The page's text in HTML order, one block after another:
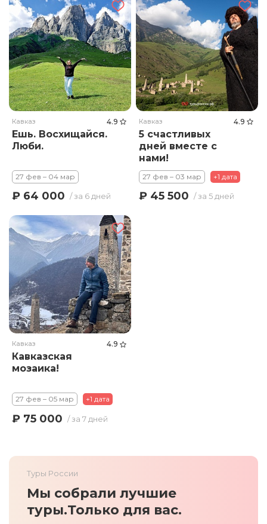
Кавказ 4.9
Ешь. Восхищайся.
Люби.
27 фев – 04 мар
₽ 64 000 / за 6 дней
Кавказ 4.9
5 счастливых
дней вместе с
нами!
27 фев – 03 мар +1 дата
₽ 45 500 / за 5 дней
Кавказ 4.9
Кавказская
мозаика!
27 фев – 05 мар +1 дата
₽ 75 000 / за 7 дней
Туры России
Мы собрали лучшие
туры.Только для вас.